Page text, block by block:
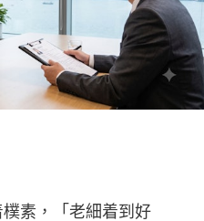
素，「老細着到好